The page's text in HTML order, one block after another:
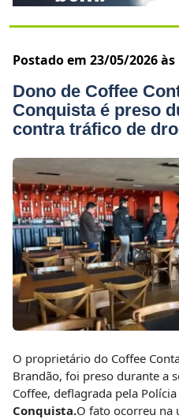
Postado em 23/05/2026 às
Dono de Coffee
Conquista é preso
contra tráfico de
O proprietário do Coffee
Brandão, foi preso durante a
Coffee, deflagrada pela
Conquista.O fato ocorreu na